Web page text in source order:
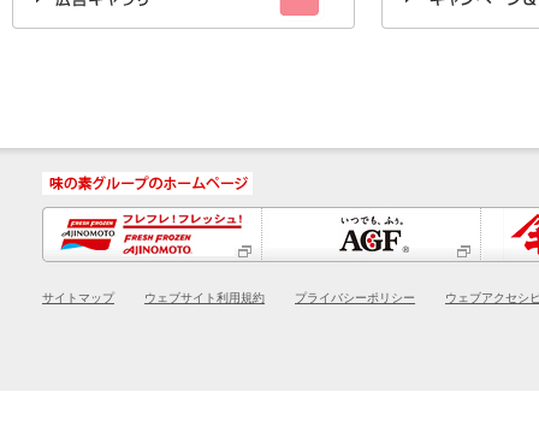
サイトマップ ウェブサイト利用規約 プライバシーポリシー ウェブアクセシ